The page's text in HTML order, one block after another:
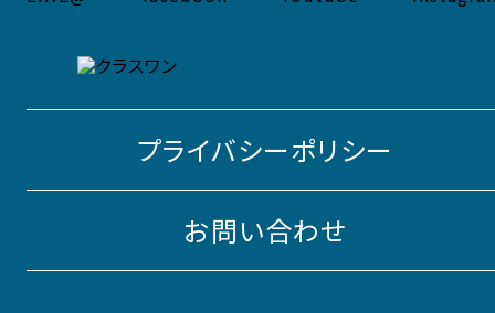
プライバシーポリシー
お問い合わせ